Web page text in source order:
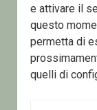
e attivare il
questo
permetta di
quelli di